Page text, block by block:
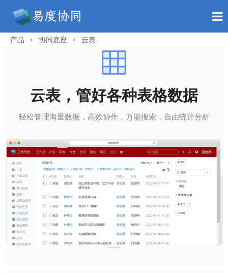
产品 > 协同底座 > 云表
云表，管好各种表格数据
轻松管理海量数据，高效协作，万能搜索，自由统计分析